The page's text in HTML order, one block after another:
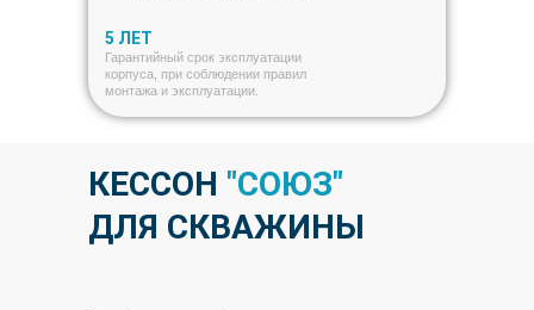
Гарантийный срок эксплуатации
корпуса, при соблюдении правил
монтажа и эксплуатации.
5 ЛЕТ
КЕССОН "СОЮЗ"
ДЛЯ СКВАЖИНЫ